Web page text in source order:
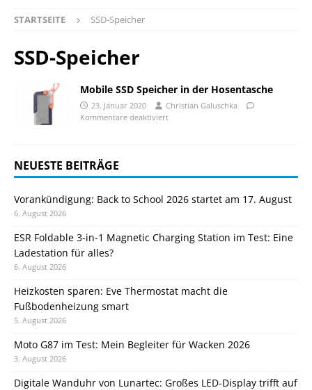
STARTSEITE SSD-Speicher
SSD-Speicher
Mobile SSD Speicher in der Hosentasche
23. Januar 2020
Christian Galuschka
Kommentare deaktiviert
NEUESTE BEITRÄGE
Vorankündigung: Back to School 2026 startet am 17. August
6. August 2026
ESR Foldable 3-in-1 Magnetic Charging Station im Test: Eine
Ladestation für alles?
6. August 2026
Heizkosten sparen: Eve Thermostat macht die
Fußbodenheizung smart
5. August 2026
Moto G87 im Test: Mein Begleiter für Wacken 2026
3. August 2026
Digitale Wanduhr von Lunartec: Großes LED-Display trifft auf